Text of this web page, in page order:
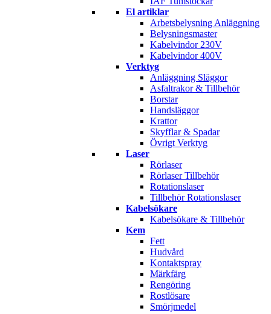
El artiklar
Arbetsbelysning Anläggning
Belysningsmaster
Kabelvindor 230V
Kabelvindor 400V
Verktyg
Anläggning Släggor
Asfaltrakor & Tillbehör
Borstar
Handsläggor
Krattor
Skyfflar & Spadar
Övrigt Verktyg
Laser
Rörlaser
Rörlaser Tillbehör
Rotationslaser
Tillbehör Rotationslaser
Kabelsökare
Kabelsökare & Tillbehör
Kem
Fett
Hudvård
Kontaktspray
Märkfärg
Rengöring
Rostlösare
Smörjmedel